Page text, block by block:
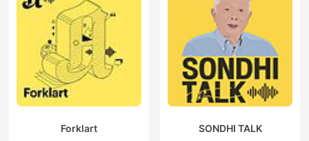
Forklart SONDHI TALK